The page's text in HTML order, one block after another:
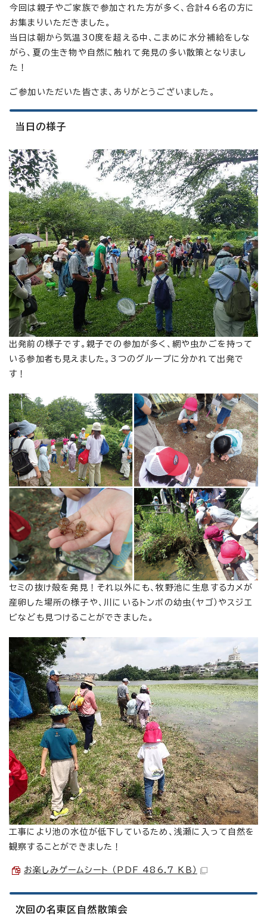
今回は親子やご家族で参加された方が多く、合計46名の方に
お集まりいただきました。
当日は朝から気温30度を超える中、こまめに水分補給をしな
がら、夏の生き物や自然に触れて発見の多い散策となりまし
た！
ご参加いただいた皆さま、ありがとうございました。
当日の様子
出発前の様子です。親子での参加が多く、網や虫かごを持って
いる参加者も見えました。3つのグループに分かれて出発で
す！
セミの抜け殻を発見！それ以外にも、牧野池に生息するカメが
産卵した場所の様子や、川にいるトンボの幼虫（ヤゴ）やスジエ
ビなども見つけることができました。
工事により池の水位が低下しているため、浅瀬に入って自然を
観察することができました！
お楽しみゲームシート （PDF 486.7 KB）
次回の名東区自然散策会